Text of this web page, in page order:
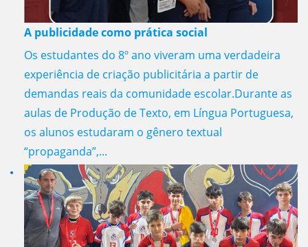
A publicidade como prática social
Os estudantes do 8º ano viveram uma verdadeira
experiência de criação publicitária a partir de
demandas reais da comunidade escolar.Durante as
aulas de Produção de Texto, em Língua Portuguesa,
os alunos estudaram o gênero textual
“propaganda”,...